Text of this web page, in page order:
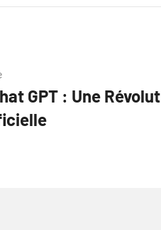
GPT : Une